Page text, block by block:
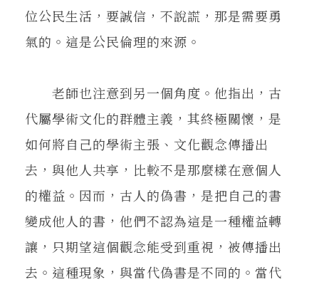
位公民生活，要誠信，不說謊，那是需要勇
氣的。這是公民倫理的來源。
老師也注意到另一個角度。他指出，古
代屬學術文化的群體主義，其終極關懷，是
如何將自己的學術主張、文化觀念傳播出
去，與他人共享，比較不是那麼樣在意個人
的權益。因而，古人的偽書，是把自己的書
變成他人的書，他們不認為這是一種權益轉
讓，只期望這個觀念能受到重視，被傳播出
去。這種現象，與當代偽書是不同的。當代